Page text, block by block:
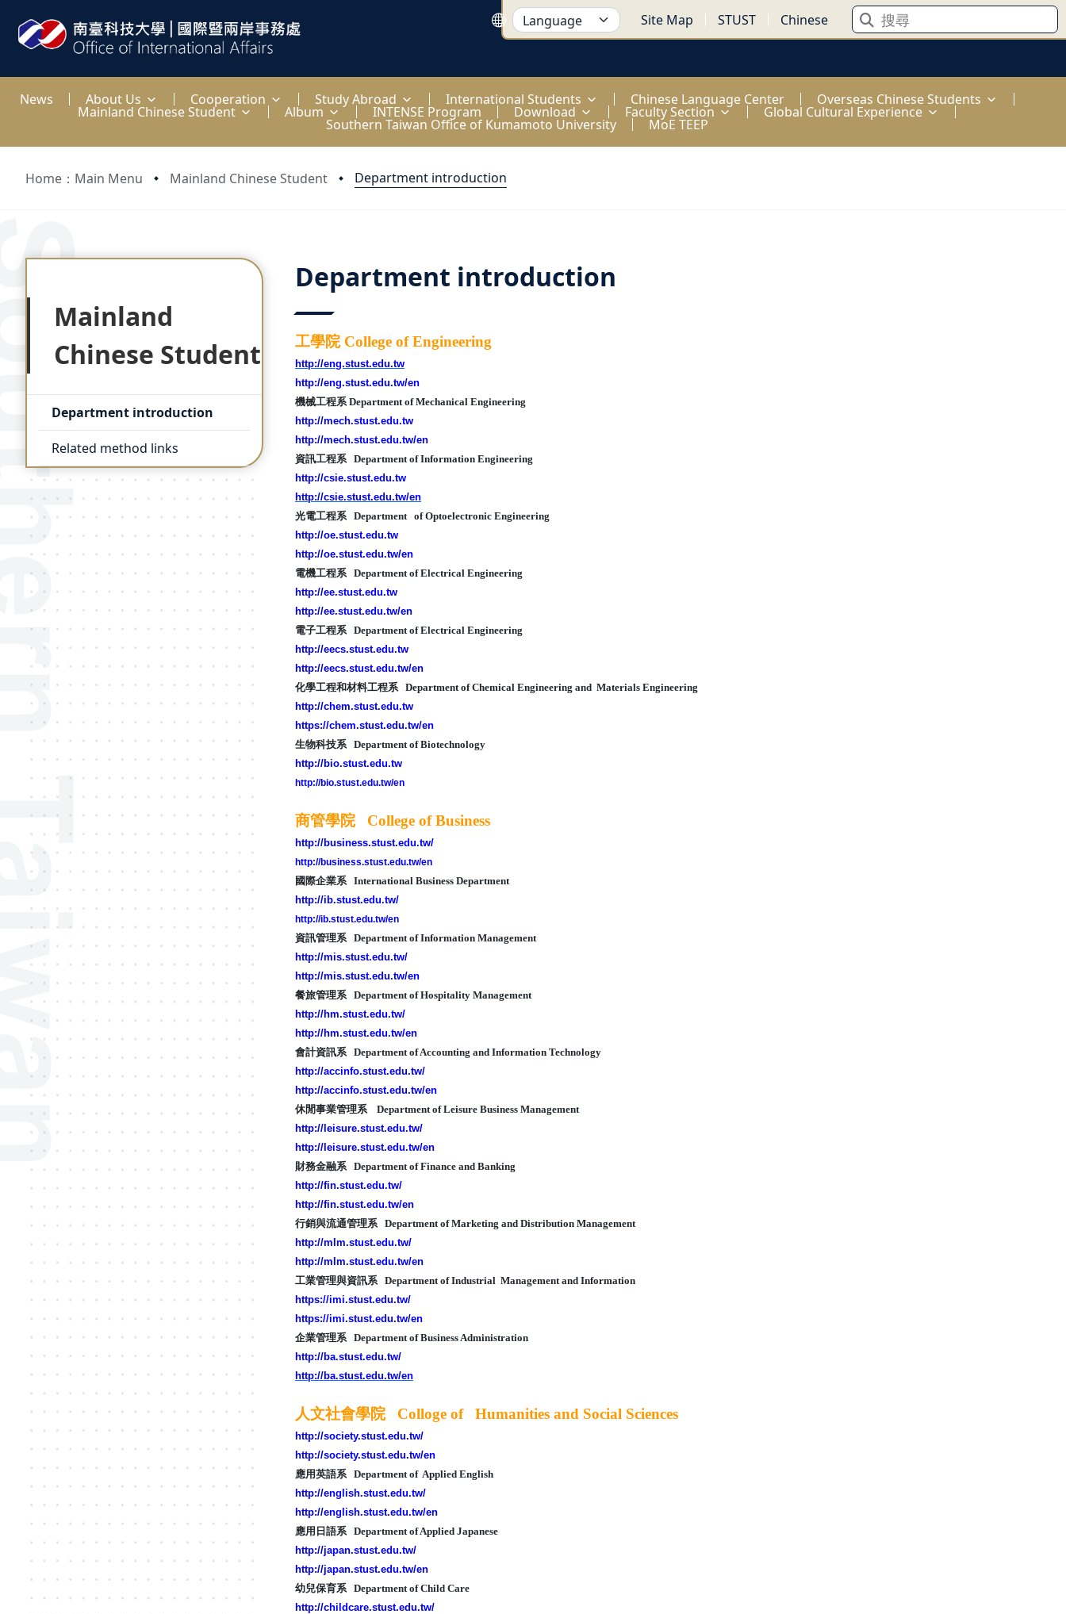
Site Map STUST Chinese
News About Us Cooperation Study Abroad International Students Chinese Language Center Overseas Chinese Students
Mainland Chinese Student Album INTENSE Program Download Faculty Section Global Cultural Experience
Southern Taiwan Office of Kumamoto University MoE TEEP
Home：Main Menu Mainland Chinese Student Department introduction
::::::
Mainland
Chinese Student
Department introduction
Related method links
Department introduction
工學院 College of Engineering
http://eng.stust.edu.tw
http://eng.stust.edu.tw/en
機械工程系 Department of Mechanical Engineering
http://mech.stust.edu.tw
http://mech.stust.edu.tw/en
資訊工程系 Department of Information Engineering
http://csie.stust.edu.tw
http://csie.stust.edu.tw/en
光電工程系 Department of Optoelectronic Engineering
http://oe.stust.edu.tw
http://oe.stust.edu.tw/en
電機工程系 Department of Electrical Engineering
http://ee.stust.edu.tw
http://ee.stust.edu.tw/en
電子工程系 Department of Electrical Engineering
http://eecs.stust.edu.tw
http://eecs.stust.edu.tw/en
化學工程和材料工程系 Department of Chemical Engineering and Materials Engineering
http://chem.stust.edu.tw
https://chem.stust.edu.tw/en
生物科技系 Department of Biotechnology
http://bio.stust.edu.tw
http://bio.stust.edu.tw/en
商管學院 College of Business
http://business.stust.edu.tw/
http://business.stust.edu.tw/en
國際企業系 International Business Department
http://ib.stust.edu.tw/
http://ib.stust.edu.tw/en
資訊管理系 Department of Information Management
http://mis.stust.edu.tw/
http://mis.stust.edu.tw/en
餐旅管理系 Department of Hospitality Management
http://hm.stust.edu.tw/
http://hm.stust.edu.tw/en
會計資訊系 Department of Accounting and Information Technology
http://accinfo.stust.edu.tw/
http://accinfo.stust.edu.tw/en
休閒事業管理系 Department of Leisure Business Management
http://leisure.stust.edu.tw/
http://leisure.stust.edu.tw/en
財務金融系 Department of Finance and Banking
http://fin.stust.edu.tw/
http://fin.stust.edu.tw/en
行銷與流通管理系 Department of Marketing and Distribution Management
http://mlm.stust.edu.tw/
http://mlm.stust.edu.tw/en
工業管理與資訊系 Department of Industrial Management and Information
https://imi.stust.edu.tw/
https://imi.stust.edu.tw/en
企業管理系 Department of Business Administration
http://ba.stust.edu.tw/
http://ba.stust.edu.tw/en
人文社會學院 Colloge of Humanities and Social Sciences
http://society.stust.edu.tw/
http://society.stust.edu.tw/en
應用英語系 Department of Applied English
http://english.stust.edu.tw/
http://english.stust.edu.tw/en
應用日語系 Department of Applied Japanese
http://japan.stust.edu.tw/
http://japan.stust.edu.tw/en
幼兒保育系 Department of Child Care
http://childcare.stust.edu.tw/